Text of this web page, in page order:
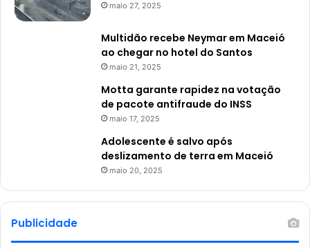
maio 27, 2025
Multidão recebe Neymar em Maceió
ao chegar no hotel do Santos
maio 21, 2025
Motta garante rapidez na votação
de pacote antifraude do INSS
maio 17, 2025
Adolescente é salvo após
deslizamento de terra em Maceió
maio 20, 2025
Publicidade